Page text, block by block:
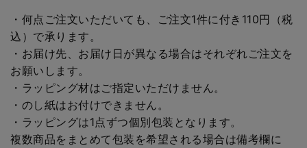
・何点ご注文いただいても、ご注文1件に付き110円（税
込）で承ります。
・お届け先、お届け日が異なる場合はそれぞれご注文を
お願いします。
・ラッピング材はご指定いただけません。
・のし紙はお付けできません。
・ラッピングは1点ずつ個別包装となります。
複数商品をまとめて包装を希望される場合は備考欄に